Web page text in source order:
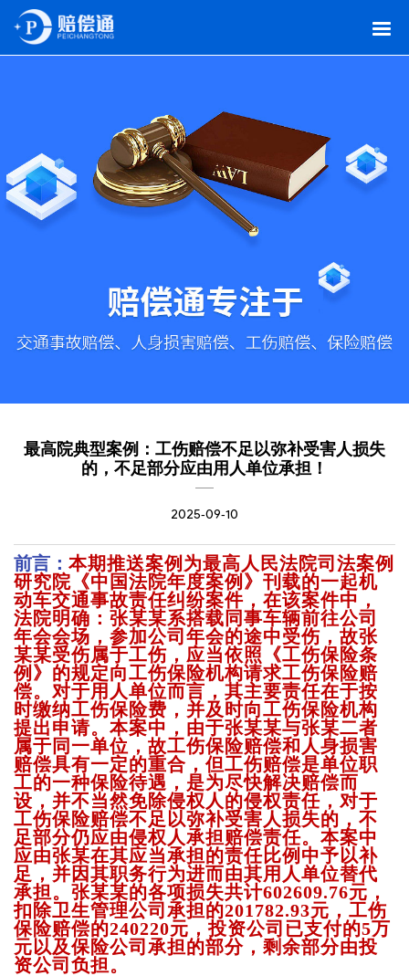
最高院典型案例：工伤赔偿不足以弥补受害人损失
的，不足部分应由用人单位承担！
2025-09-10
前言： 本期推送案例为最高人民法院司法案例
研究院《中国法院年度案例》刊载的一起机
动车交通事故责任纠纷案件，在该案件中，
法院明确：张某某系搭载同事车辆前往公司
年会会场，参加公司年会的途中受伤，故张
某某受伤属于工伤，应当依照《工伤保险条
例》的规定向工伤保险机构请求工伤保险赔
偿。对于用人单位而言，其主要责任在于按
时缴纳工伤保险费，并及时向工伤保险机构
提出申请。本案中，由于张某某与张某二者
属于同一单位，故工伤保险赔偿和人身损害
赔偿具有一定的重合，但工伤赔偿是单位职
工的一种保险待遇，是为尽快解决赔偿而
设，并不当然免除侵权人的侵权责任，对于
工伤保险赔偿不足以弥补受害人损失的，不
足部分仍应由侵权人承担赔偿责任。本案中
应由张某在其应当承担的责任比例中予以补
足，并因其职务行为进而由其用人单位替代
承担。张某某的各项损失共计602609.76元，
扣除卫生管理公司承担的201782.93元，工伤
保险赔偿的240220元，投资公司已支付的5万
元以及保险公司承担的部分，剩余部分由投
资公司负担。